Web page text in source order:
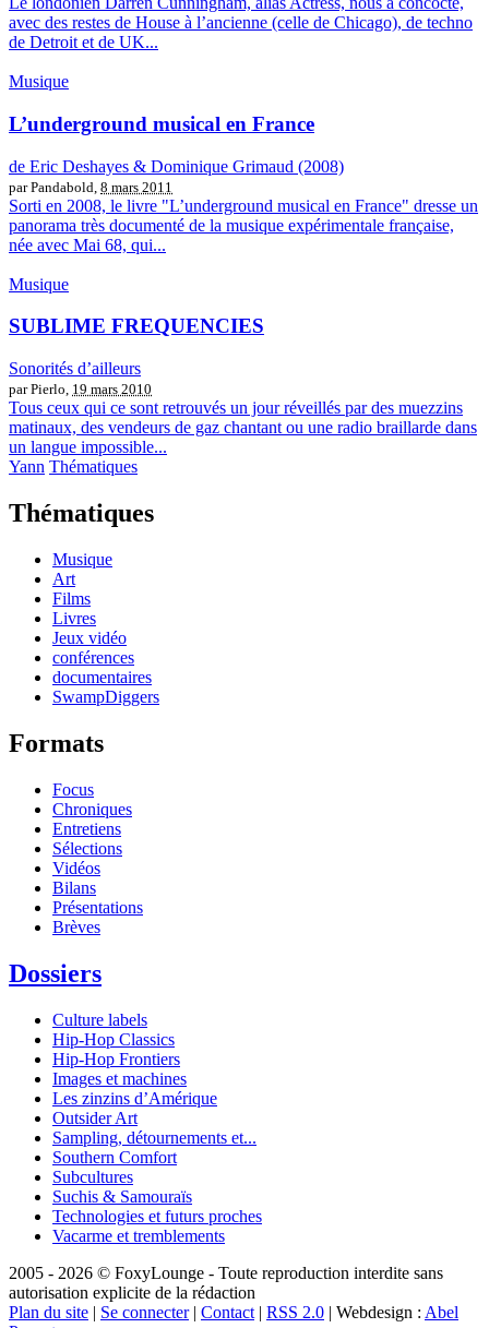
avec des restes de House à l’ancienne (celle de Chicago), de techno
de Detroit et de UK...
Musique
L’underground musical en France
de Eric Deshayes & Dominique Grimaud (2008)
par Pandabold, 8 mars 2011
Sorti en 2008, le livre "L’underground musical en France" dresse un
panorama très documenté de la musique expérimentale française,
née avec Mai 68, qui...
Musique
SUBLIME FREQUENCIES
Sonorités d’ailleurs
par Pierlo, 19 mars 2010
Tous ceux qui ce sont retrouvés un jour réveillés par des muezzins
matinaux, des vendeurs de gaz chantant ou une radio braillarde dans
un langue impossible...
Yann Thématiques
Thématiques
Musique
Art
Films
Livres
Jeux vidéo
conférences
documentaires
SwampDiggers
Formats
Focus
Chroniques
Entretiens
Sélections
Vidéos
Bilans
Présentations
Brèves
Dossiers
Culture labels
Hip-Hop Classics
Hip-Hop Frontiers
Images et machines
Les zinzins d’Amérique
Outsider Art
Sampling, détournements et...
Southern Comfort
Subcultures
Suchis & Samouraïs
Technologies et futurs proches
Vacarme et tremblements
2005 - 2026 © FoxyLounge - Toute reproduction interdite sans
autorisation explicite de la rédaction
Plan du site | Se connecter| Contact | RSS 2.0 | Webdesign : Abel